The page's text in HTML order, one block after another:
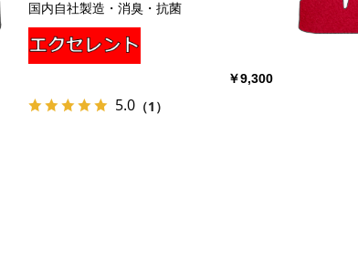
国内自社製造・消臭・抗菌
￥9,300
5.0 （1）